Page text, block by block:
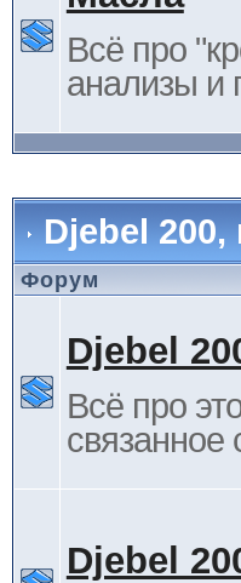
Всё про
анализы и
Djebel
Форум
Djebel
Всё про
связанное
Djebel